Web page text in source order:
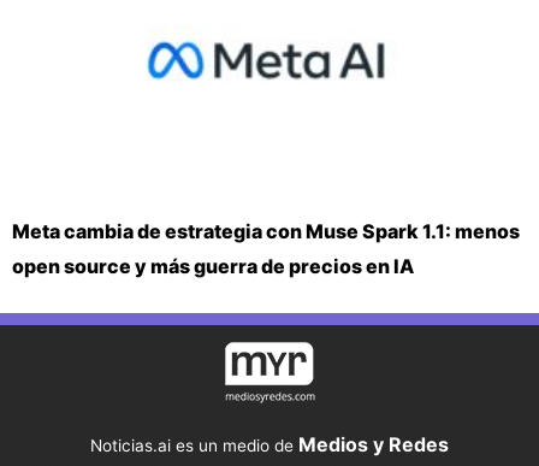
Meta cambia de estrategia con Muse Spark 1.1: menos
open source y más guerra de precios en IA
Noticias.ai es un medio de Medios y Redes